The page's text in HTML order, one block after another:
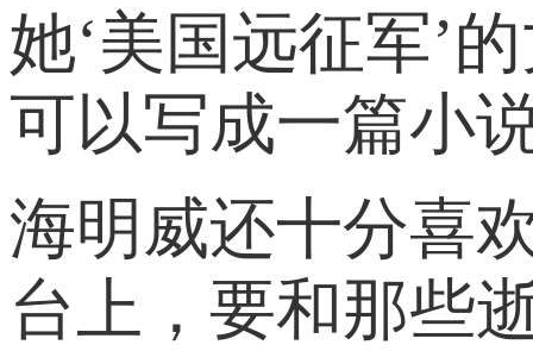
她‘美国远征军’
可以写成一篇小
海明威还十分喜
台上，要和那些